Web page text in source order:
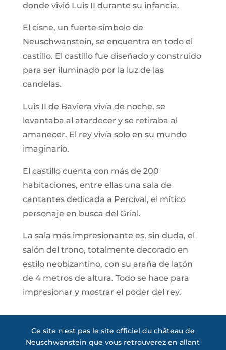
donde vivió Luis II durante su infancia.
El cisne, un fuerte símbolo de
Neuschwanstein, se encuentra en todo el
castillo. El castillo fue diseñado y construido
para ser iluminado por la luz de las
candelas.
Luis II de Baviera vivía de noche, se
levantaba al atardecer y se retiraba al
amanecer. El rey vivía solo en su mundo
imaginario.
El castillo cuenta con más de 200
habitaciones, entre ellas una sala de
cantantes dedicada a Percival, el mítico
personaje en busca del Grial.
La sala más impresionante es, sin duda, el
salón del trono, totalmente decorado en
estilo neobizantino, con su araña de latón
de 4 metros de altura. Todo se hace para
impresionar y mostrar el poder del rey.
Ce site n'est pas le site officiel du château de
Neuschwanstein que vous retrouverez en allant